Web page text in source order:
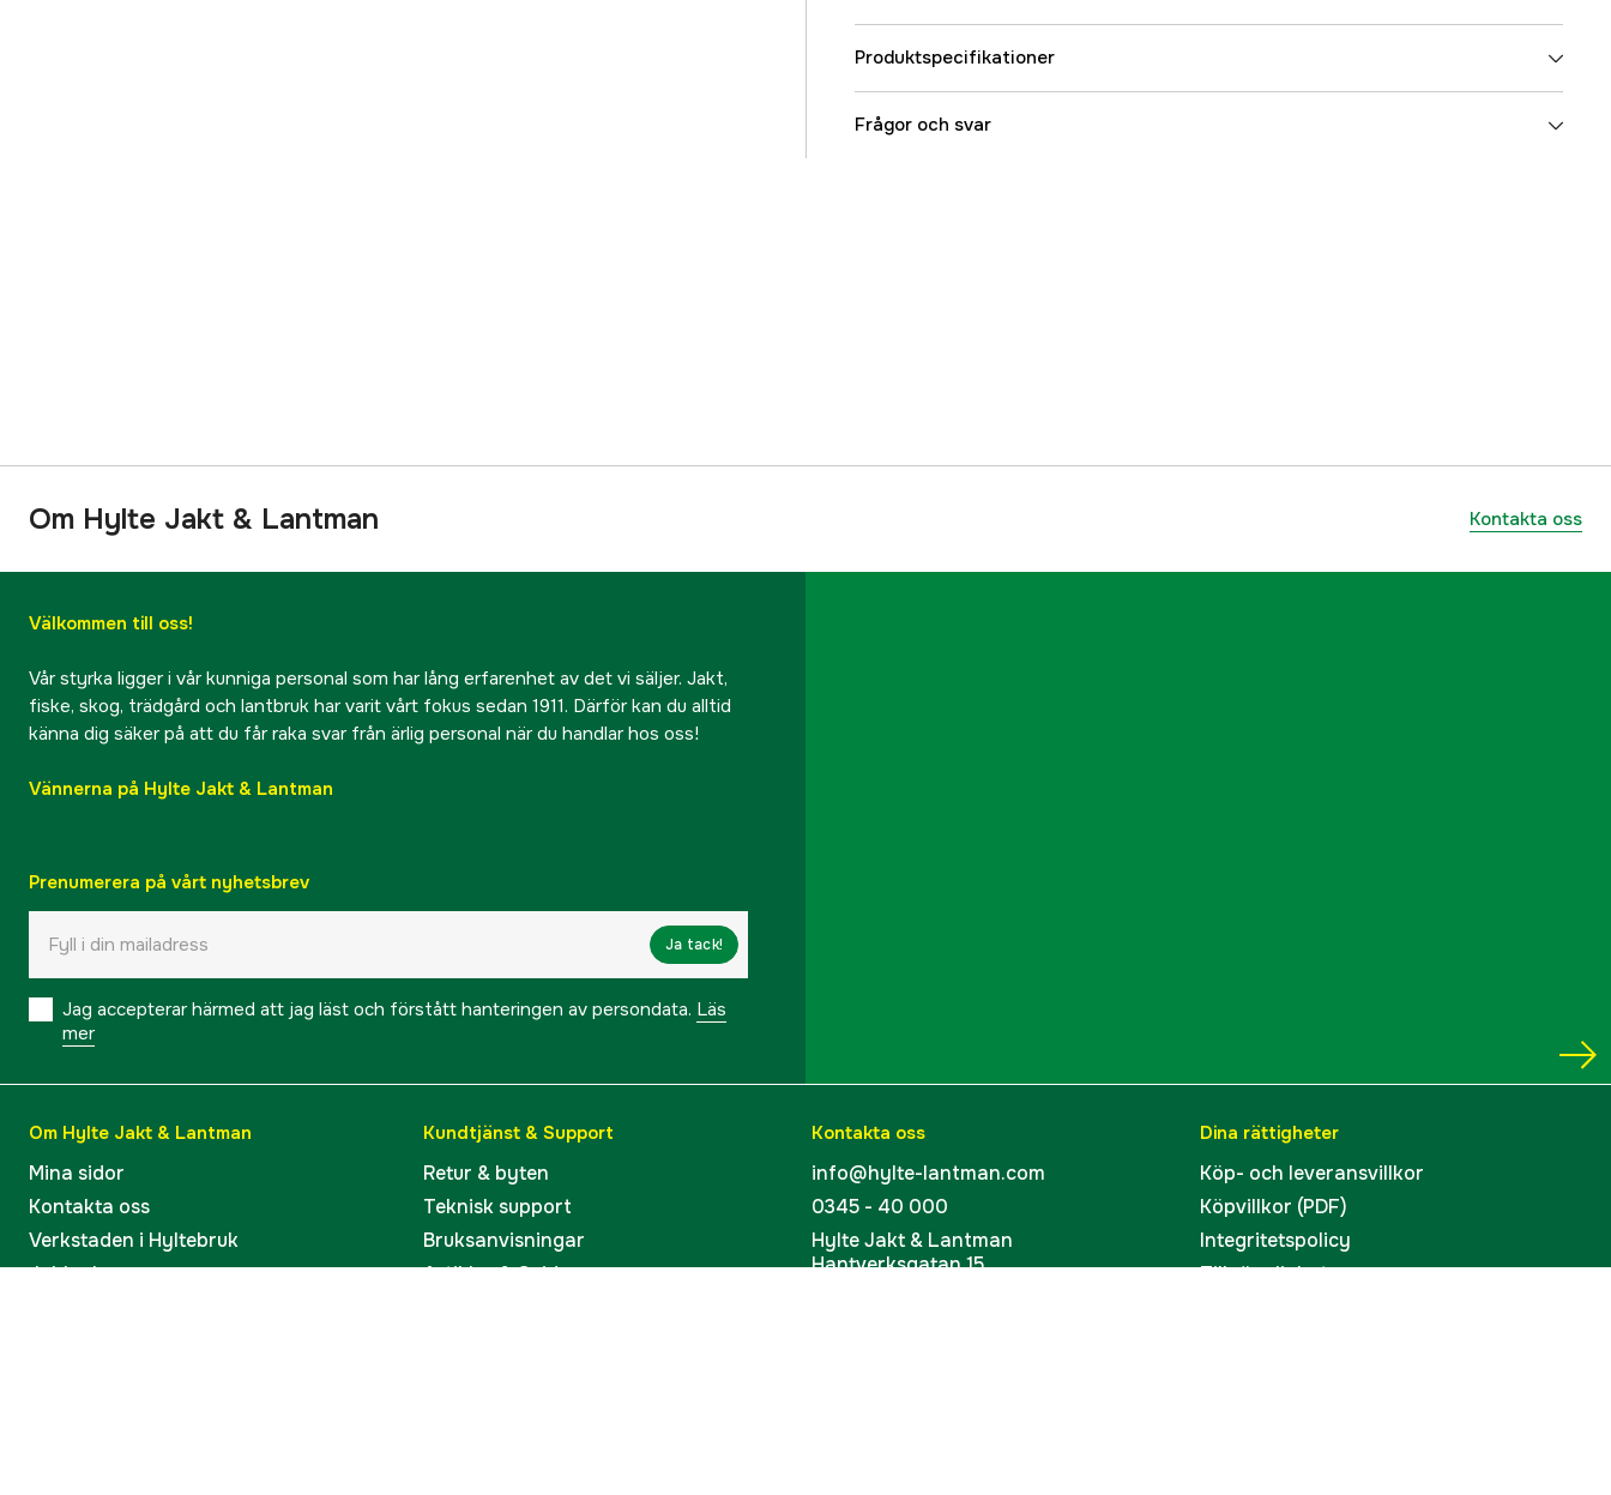
Produktspecifikationer
Referensnummer
Frågor och svar
Om Hylte Jakt & Lantman Kontakta oss
Välkommen till oss!
Vår styrka ligger i vår kunniga personal som har lång erfarenhet av det vi säljer. Jakt,
fiske, skog, trädgård och lantbruk har varit vårt fokus sedan 1911. Därför kan du alltid
känna dig säker på att du får raka svar från ärlig personal när du handlar hos oss!
Vännerna på Hylte Jakt & Lantman
Prenumerera på vårt nyhetsbrev
Ja tack!
Jag accepterar härmed att jag läst och förstått hanteringen av persondata. Läs
mer
Om Hylte Jakt & Lantman
Mina sidor
Kontakta oss
Verkstaden i Hyltebruk
Jobba hos oss
Kundtjänst & Support
Retur & byten
Teknisk support
Bruksanvisningar
Artiklar & Guider
Kontakta oss
info@hylte-lantman.com
0345 - 40 000
Hylte Jakt & Lantman
Hantverksgatan 15
Dina rättigheter
Köp- och leveransvillkor
Köpvillkor (PDF)
Integritetspolicy
Tillgänglighet